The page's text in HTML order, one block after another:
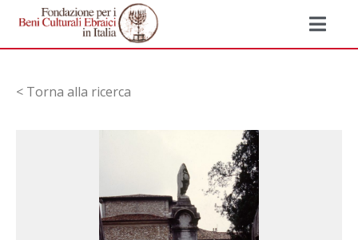
< Torna alla ricerca